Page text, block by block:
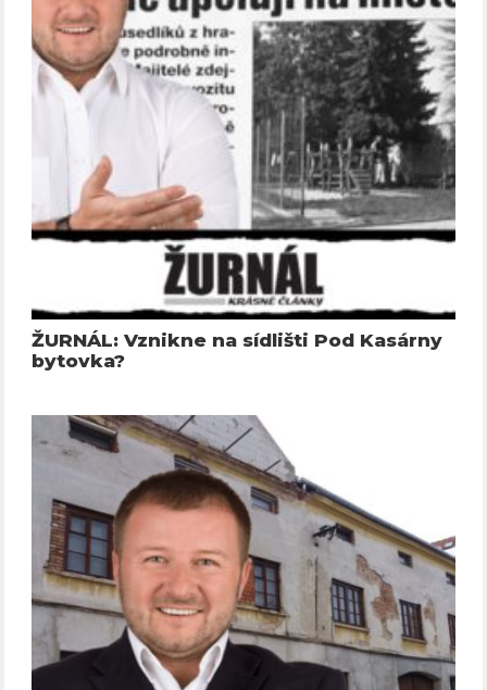
ŽURNÁL: Vznikne na sídlišti Pod Kasárny
bytovka?